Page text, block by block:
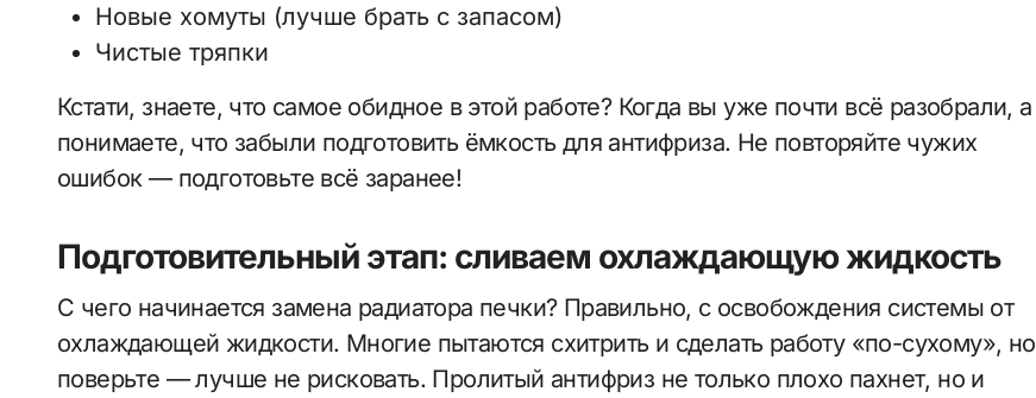
Новые хомуты (лучше брать с запасом)
Чистые тряпки
Кстати, знаете, что самое обидное в этой работе? Когда вы уже почти всё разобрали, а
понимаете, что забыли подготовить ёмкость для антифриза. Не повторяйте чужих
ошибок — подготовьте всё заранее!
Подготовительный этап: сливаем охлаждающую жидкость
С чего начинается замена радиатора печки? Правильно, с освобождения системы от
охлаждающей жидкости. Многие пытаются схитрить и сделать работу «по-сухому», но
поверьте — лучше не рисковать. Пролитый антифриз не только плохо пахнет, но и